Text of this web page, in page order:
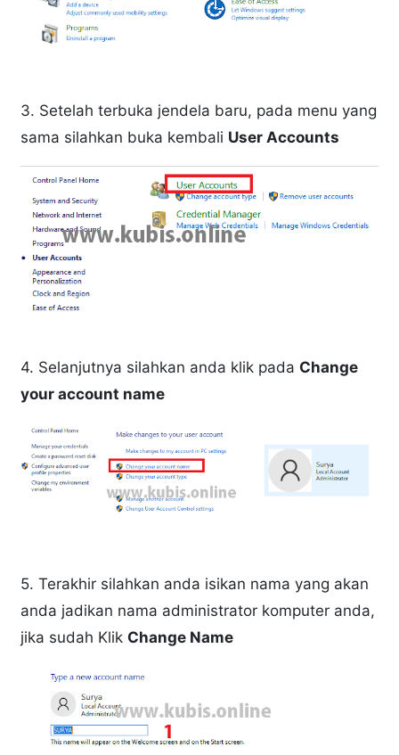
3. Setelah terbuka jendela baru, pada menu yang
sama silahkan buka kembali User Accounts
4. Selanjutnya silahkan anda klik pada Change
your account name
5. Terakhir silahkan anda isikan nama yang akan
anda jadikan nama administrator komputer anda,
jika sudah Klik Change Name